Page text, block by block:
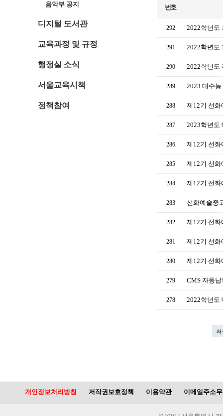
음악부 공지
디지털 도서관
교육과정 및 규정
행정실 소식
서울교육시책
정책참여
번호
292 2022학년도
291 2022학년도
290 2022학년도
289 2023 대수
288 제12기 선
287 2023학년도
286 제12기 선
285 제12기 선
284 제12기 선
283 선화예술중
282 제12기 선
281 제12기 선
280 제12기 선
279 CMS 자동
278 2022학년도
개인정보처리방침 저작권보호정책 이용약관 이메일주소